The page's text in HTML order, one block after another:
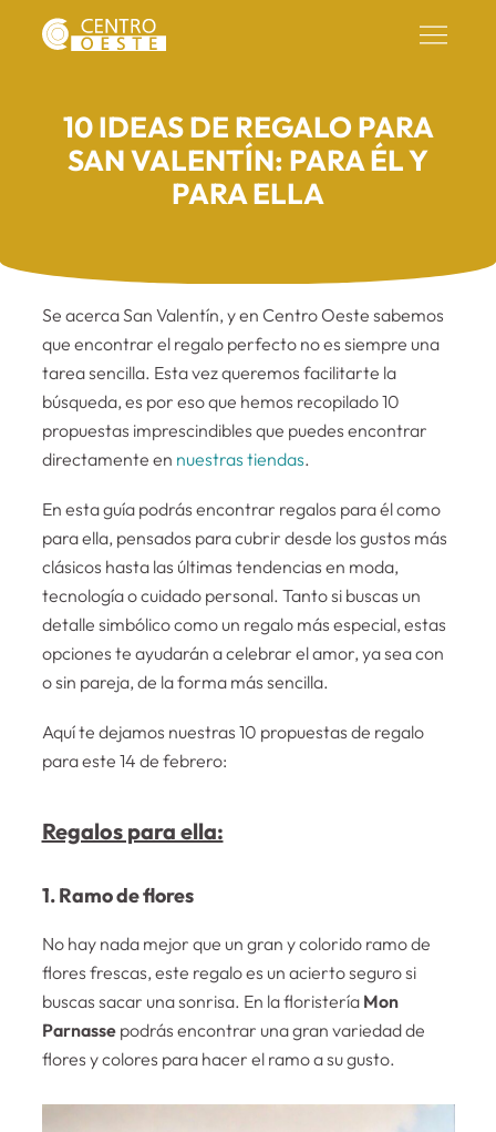
10 IDEAS DE REGALO PARA
SAN VALENTÍN: PARA ÉL Y
PARA ELLA
Se acerca San Valentín, y en Centro Oeste sabemos
que encontrar el regalo perfecto no es siempre una
tarea sencilla. Esta vez queremos facilitarte la
búsqueda, es por eso que hemos recopilado 10
propuestas imprescindibles que puedes encontrar
directamente en nuestras tiendas.
En esta guía podrás encontrar regalos para él como
para ella, pensados para cubrir desde los gustos más
clásicos hasta las últimas tendencias en moda,
tecnología o cuidado personal. Tanto si buscas un
detalle simbólico como un regalo más especial, estas
opciones te ayudarán a celebrar el amor, ya sea con
o sin pareja, de la forma más sencilla.
Aquí te dejamos nuestras 10 propuestas de regalo
para este 14 de febrero:
Regalos para ella:
1. Ramo de flores
No hay nada mejor que un gran y colorido ramo de
flores frescas, este regalo es un acierto seguro si
buscas sacar una sonrisa. En la floristería Mon
Parnassepodrás encontrar una gran variedad de
flores y colores para hacer el ramo a su gusto.